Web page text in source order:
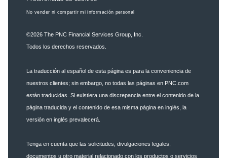
No vender ni compartir mi información personal
©2026 The PNC Financial Services Group, Inc.
Todos los derechos reservados.
La traducción al español de esta página es para la conveniencia de
nuestros clientes; sin embargo, no todas las páginas en PNC.com
están traducidas. Si existiera una discrepancia entre el contenido de la
página traducida y el contenido de esa misma página en inglés, la
versión en inglés prevalecerá.
Tenga en cuenta que las solicitudes, divulgaciones legales,
documentos u otro material relacionado con los productos o servicios